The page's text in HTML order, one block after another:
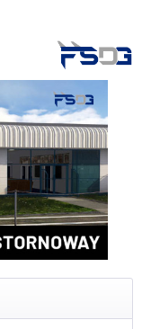
Aerosoft Airport Köln/